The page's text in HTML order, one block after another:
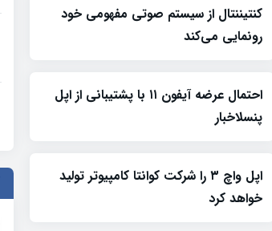
کنتیننتال از سیستم صوتی مفهومی خود
رونمایی می‌کند
احتمال عرضه آیفون ۱۱ با پشتیبانی از اپل
پنسلاخبار
اپل واچ ۳ را شرکت کوانتا کامپیوتر تولید
خواهد کرد